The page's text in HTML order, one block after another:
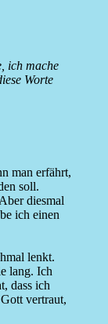
ich mache
Worte
man erfährt,
soll.
diesmal
ich einen
lenkt.
lang. Ich
dass ich
vertraut,